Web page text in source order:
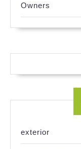
Owners
exterior